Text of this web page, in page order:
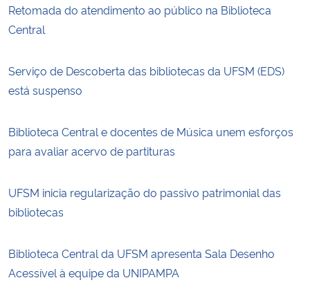
Retomada do atendimento ao público na Biblioteca
Central
Serviço de Descoberta das bibliotecas da UFSM (EDS)
está suspenso
Biblioteca Central e docentes de Música unem esforços
para avaliar acervo de partituras
UFSM inicia regularização do passivo patrimonial das
bibliotecas
Biblioteca Central da UFSM apresenta Sala Desenho
Acessível à equipe da UNIPAMPA